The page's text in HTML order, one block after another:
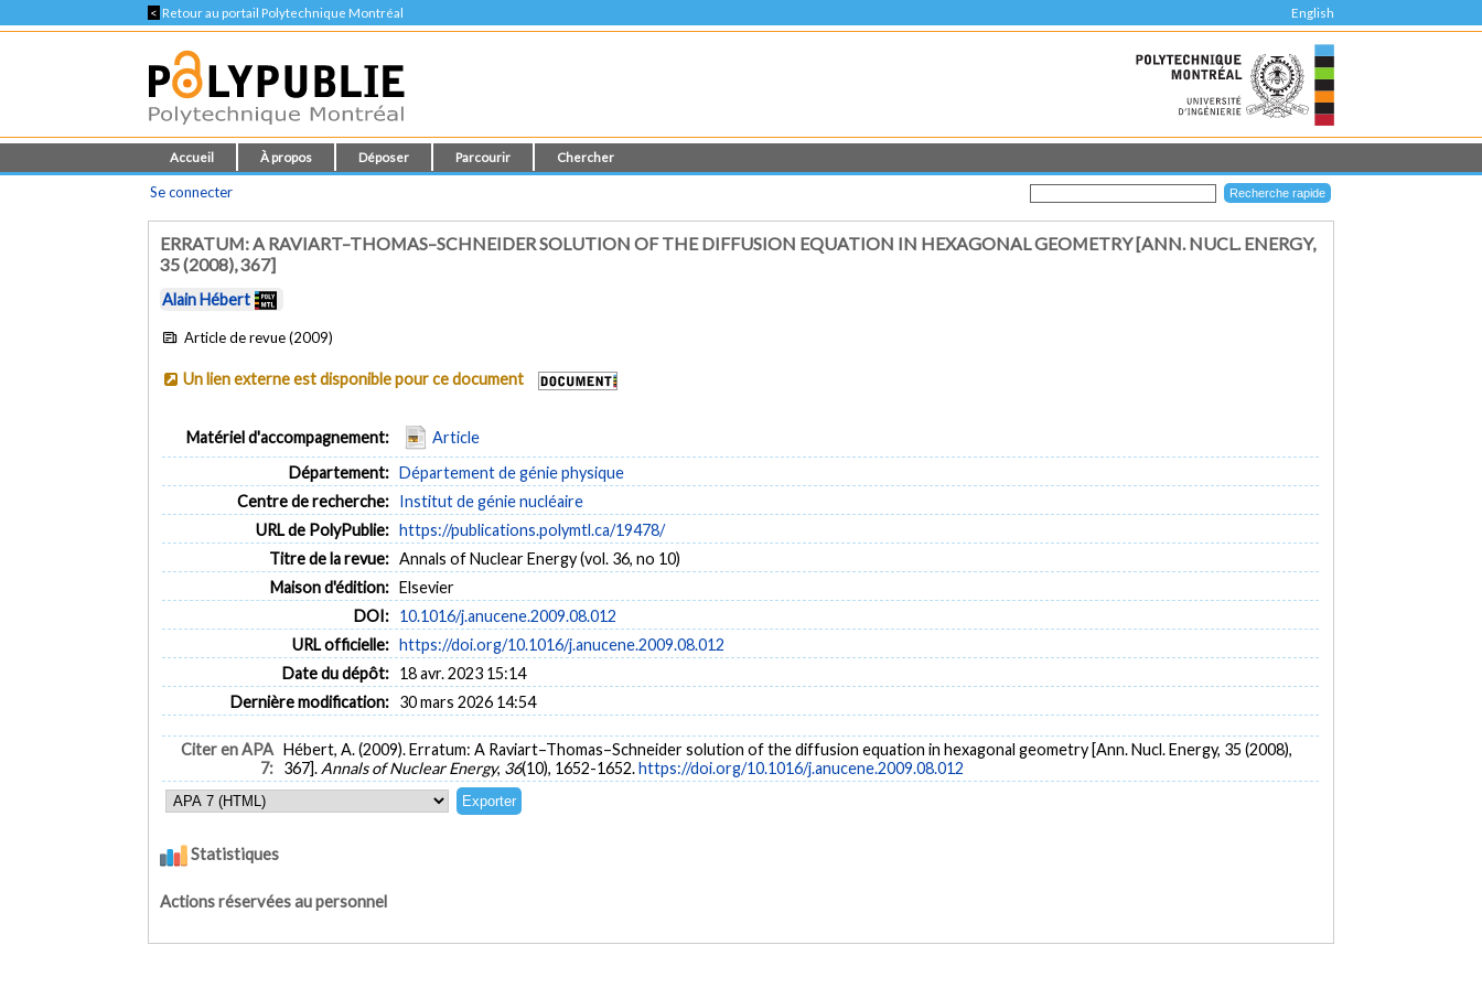
< Retour au portail Polytechnique Montréal English
Accueil À propos Déposer Parcourir Chercher
Se connecter
ERRATUM: A RAVIART–THOMAS–SCHNEIDER SOLUTION OF THE DIFFUSION EQUATION IN HEXAGONAL GEOMETRY [ANN. NUCL. ENERGY,
35 (2008), 367]
Alain Hébert
Article de revue (2009)
Un lien externe est disponible pour ce document
Matériel d'accompagnement:
Article
Département: Département de génie physique
Centre de recherche: Institut de génie nucléaire
URL de PolyPublie: https://publications.polymtl.ca/19478/
Titre de la revue: Annals of Nuclear Energy (vol. 36, no 10)
Maison d'édition: Elsevier
DOI: 10.1016/j.anucene.2009.08.012
URL officielle: https://doi.org/10.1016/j.anucene.2009.08.012
Date du dépôt: 18 avr. 2023 15:14
Dernière modification: 30 mars 2026 14:54
Citer en APA
7:
Hébert, A. (2009). Erratum: A Raviart–Thomas–Schneider solution of the diffusion equation in hexagonal geometry [Ann. Nucl. Energy, 35 (2008),
367]. Annals of Nuclear Energy, 36(10), 1652-1652.https://doi.org/10.1016/j.anucene.2009.08.012
Statistiques
Actions réservées au personnel